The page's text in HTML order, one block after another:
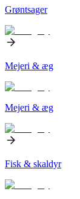
Grøntsager
Mejeri & æg
Mejeri & æg
Fisk & skaldyr